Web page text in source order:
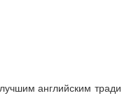
английским